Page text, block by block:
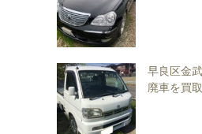
早良区金
廃車を買取